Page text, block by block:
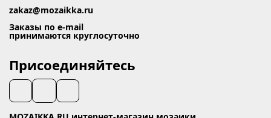
zakaz@mozaikka.ru
Заказы по e-mail
принимаются круглосуточно
Присоединяйтесь